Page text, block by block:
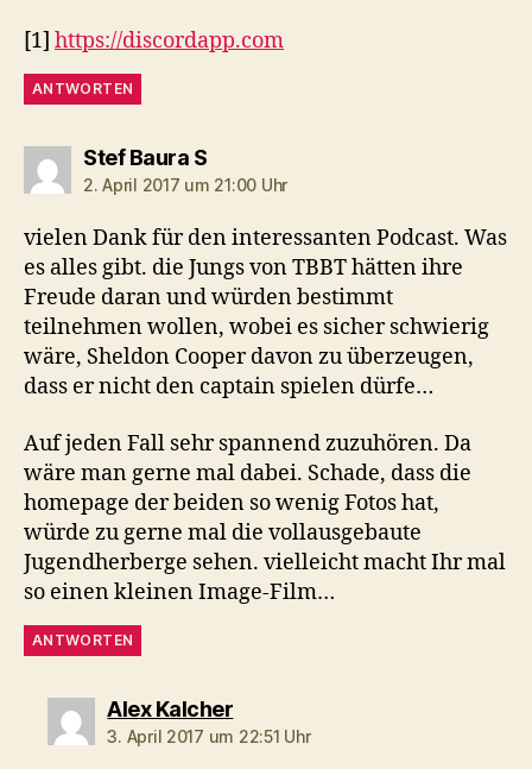
[1] https://discordapp.com
ANTWORTEN
Stef Baura Ssagt:
2. April 2017 um 21:00 Uhr
vielen Dank für den interessanten Podcast. Was
es alles gibt. die Jungs von TBBT hätten ihre
Freude daran und würden bestimmt
teilnehmen wollen, wobei es sicher schwierig
wäre, Sheldon Cooper davon zu überzeugen,
dass er nicht den captain spielen dürfe…
Auf jeden Fall sehr spannend zuzuhören. Da
wäre man gerne mal dabei. Schade, dass die
homepage der beiden so wenig Fotos hat,
würde zu gerne mal die vollausgebaute
Jugendherberge sehen. vielleicht macht Ihr mal
so einen kleinen Image-Film…
ANTWORTEN
Alex Kalchersagt:
3. April 2017 um 22:51 Uhr